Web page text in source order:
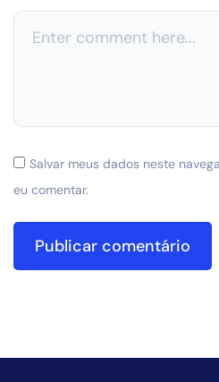
Salvar meus dados neste
eu comentar.